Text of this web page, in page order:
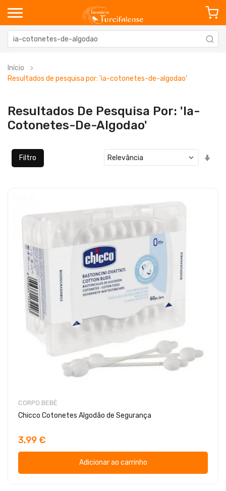
Início
Resultados de pesquisa por: 'ia-cotonetes-de-algodao'
Resultados De Pesquisa Por: 'ia-
Cotonetes-De-Algodao'
Filtro
CORPO BEBÉ
Chicco Cotonetes Algodão de Segurança
3,99 €
Adicionar ao carrinho